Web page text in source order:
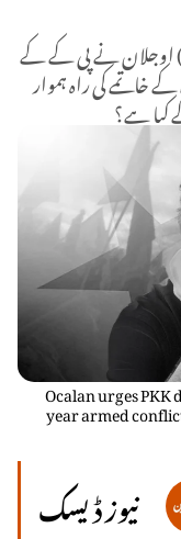
اوجلان نے پی کے کے (PKK) کے خاتمے کا مطالبہ کیا ہے، جس سے
تنازعے کے خاتمے کی راہ ہموار
ہے؟
Ocalan urges
year armed
نیوز ڈیسک